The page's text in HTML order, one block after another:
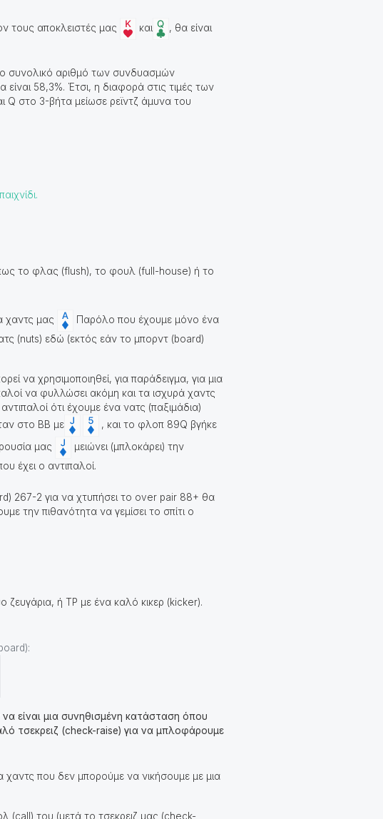
τους αποκλειστές μας και
, θα είναι
συνολικό αριθμό των συνδυασμών
58,3%. Έτσι, η διαφορά στις τιμές των
Q στο 3-βήτα μείωσε ρεϊντζ άμυνα του
το φλας (flush), το φουλ (full-house) ή το
χαντς μας
Παρόλο που έχουμε μόνο ένα
(nuts) εδώ (εκτός εάν το μπορντ (board)
να χρησιμοποιηθεί, για παράδειγμα, για μια
να φυλλώσει ακόμη και τα ισχυρά χαντς
ότι έχουμε ένα νατς (παξιμάδια)
στο BB με
, και το φλοπ 89Q βγήκε
μας
μειώνει (μπλοκάρει) την
έχει ο αντιπαλοί.
267-2 για να χτυπήσει το over pair 88+ θα
την πιθανότητα να γεμίσει το σπίτι ο
ή TP με ένα καλό κικερ (kicker).
είναι μια συνηθισμένη κατάσταση όπου
τσεκρειζ (check-raise) για να μπλοφάρουμε
χαντς που δεν μπορούμε να νικήσουμε με μια
(call) του (μετά το τσεκρειζ μας (check-